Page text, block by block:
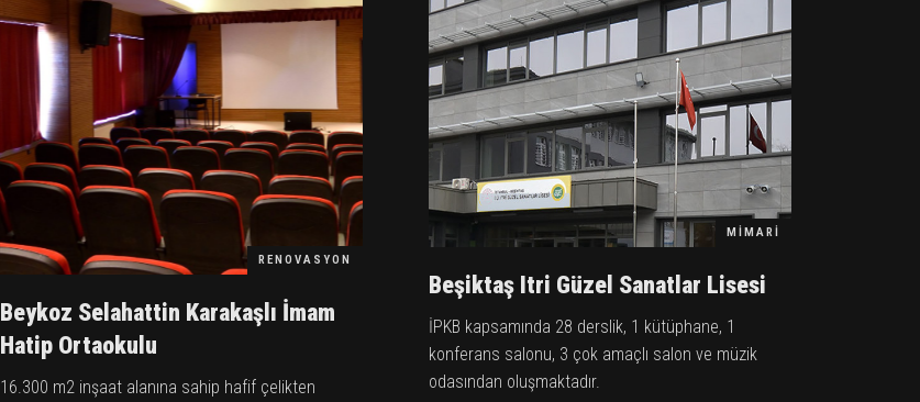
MIMARI
Beşiktaş Itri Güzel Sanatlar Lisesi
İPKB kapsamında 28 derslik, 1 kütüphane, 1
konferans salonu, 3 çok amaçlı salon ve müzik
odasından oluşmaktadır.
RENOVASYON
Beykoz Selahattin Karakaşlı İmam
Hatip Ortaokulu
16.300 m2 inşaat alanına sahip hafif çelikten